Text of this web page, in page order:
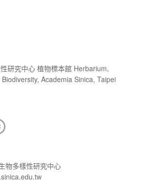
研究中心 植物標本館 Herbarium,
Academia Sinica, Taipei
物多樣性研究中心